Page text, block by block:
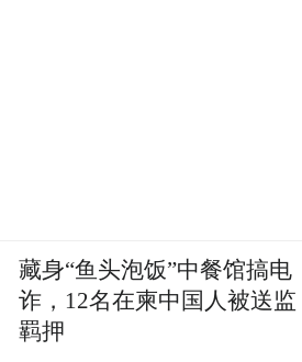
藏身“鱼头泡饭”中餐馆搞电
诈，12名在柬中国人被送监
羁押